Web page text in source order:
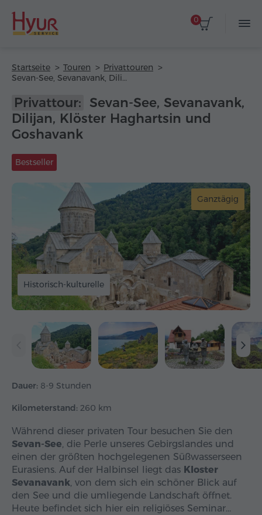
0
Startseite Touren
Privattouren
Sevan-See, Sevanavank, Dilijan, Klöster Haghartsin und Goshavank
Privattour: Sevan-See, Sevanavank,
Dilijan, Klöster Haghartsin und
Goshavank
Bestseller
Ganztägig
Historisch-kulturelle
Dauer: 8-9 Stunden
Kilometerstand: 260 km
Während dieser privaten Tour besuchen Sie den
Sevan-See, die Perle unseres Gebirgslandes und
einen der größten hochgelegenen Süßwasserseen
Eurasiens. Auf der Halbinsel liegt das Kloster
Sevanavank, von dem sich ein schöner Blick auf
den See und die umliegende Landschaft öffnet.
Heute befindet sich hier ein religiöses Seminar…